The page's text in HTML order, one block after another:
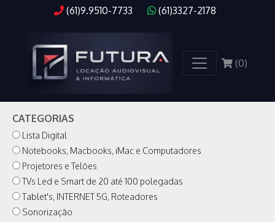
(61)9.9510-7733 (61)3327-2178
(0)
CATEGORIAS
Lista Digital
Notebooks, Macbooks, iMac e Computadores
Projetores e Telões
TVs Led e Smart de 20 até 100 polegadas
Tablet's, INTERNET 5G, Roteadores
Sonorização